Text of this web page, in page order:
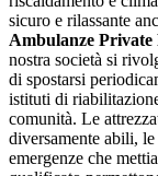
sicuro e rilassante
Ambulanze
nostra società si
di spostarsi
istituti di
comunità. Le
diversamente abili,
emergenze che